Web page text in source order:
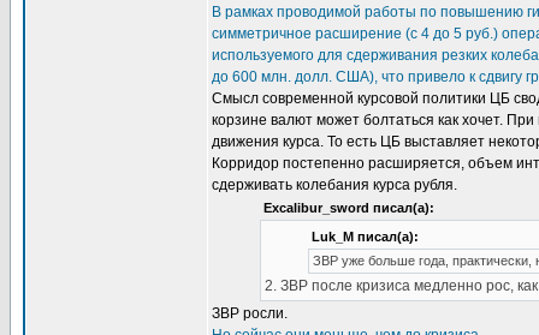
В рамках проводимой работы по повышению
симметричное расширение (с 4 до 5 руб.)
используемого для сдерживания резких
до 600 млн. долл. США), что привело к сдвигу
Смысл современной курсовой политики ЦБ
корзине валют может болтаться как хочет.
движения курса. То есть ЦБ выставляет
Корридор постепенно расширяется, объем
сдерживать колебания курса рубля.
Excalibur_sword писал(а):
Luk_M писал(а):
ЗВР уже больше года,
2. ЗВР после кризиса медленно рос,
ЗВР росли.